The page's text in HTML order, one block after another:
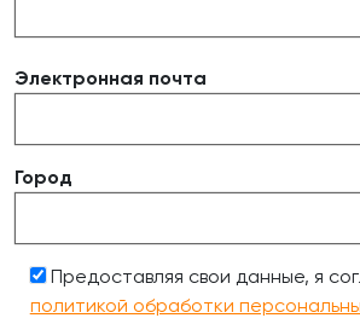
Электронная почта
Город
Предоставляя свои данные, я
политикой обработки